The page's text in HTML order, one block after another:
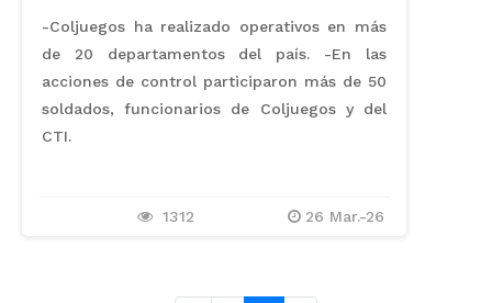
-Coljuegos ha realizado operativos en más
de 20 departamentos del país. -En las
acciones de control participaron más de 50
soldados, funcionarios de Coljuegos y del
CTI.
1312 26 Mar.-26